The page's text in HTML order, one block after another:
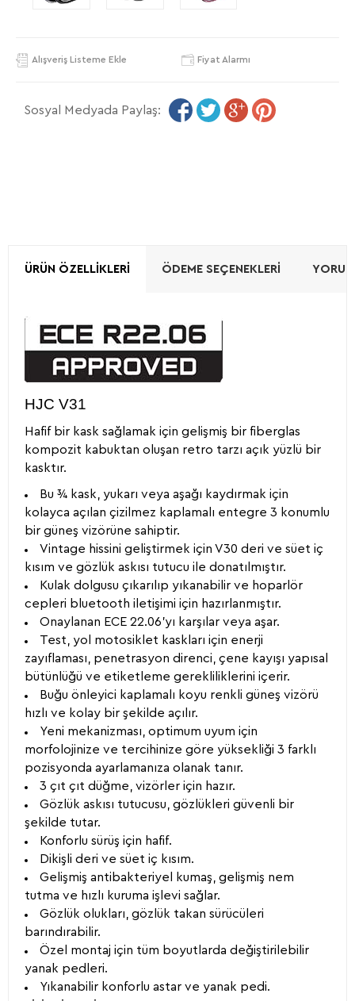
Alışveriş Listeme Ekle Fiyat Alarmı
Sosyal Medyada Paylaş:
ÜRÜN ÖZELLIKLERI ÖDEME SEÇENEKLERI
HJC V31
Hafif bir kask sağlamak için gelişmiş bir fiberglas
kompozit kabuktan oluşan retro tarzı açık yüzlü bir
kasktır.
Bu ¾ kask, yukarı veya aşağı kaydırmak için
kolayca açılan çizilmez kaplamalı entegre 3 konumlu
bir güneş vizörüne sahiptir.
Vintage hissini geliştirmek için V30 deri ve süet iç
kısım ve gözlük askısı tutucu ile donatılmıştır.
Kulak dolgusu çıkarılıp yıkanabilir ve hoparlör
cepleri bluetooth iletişimi için hazırlanmıştır.
Onaylanan ECE 22.06'yı karşılar veya aşar.
Test, yol motosiklet kaskları için enerji
zayıflaması, penetrasyon direnci, çene kayışı yapısal
bütünlüğü ve etiketleme gerekliliklerini içerir.
Buğu önleyici kaplamalı koyu renkli güneş vizörü
hızlı ve kolay bir şekilde açılır.
Yeni mekanizması, optimum uyum için
morfolojinize ve tercihinize göre yüksekliği 3 farklı
pozisyonda ayarlamanıza olanak tanır.
3 çıt çıt düğme, vizörler için hazır.
Gözlük askısı tutucusu, gözlükleri güvenli bir
şekilde tutar.
Konforlu sürüş için hafif.
Dikişli deri ve süet iç kısım.
Gelişmiş antibakteriyel kumaş, gelişmiş nem
tutma ve hızlı kuruma işlevi sağlar.
Gözlük olukları, gözlük takan sürücüleri
barındırabilir.
Özel montaj için tüm boyutlarda değiştirilebilir
yanak pedleri.
Yıkanabilir konforlu astar ve yanak pedi.